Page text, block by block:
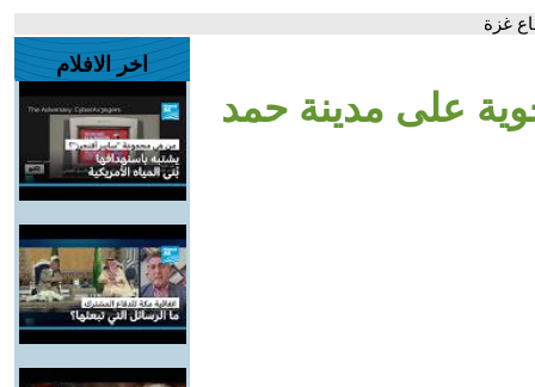
غزة
على مدينة حمد
اخر الافلام